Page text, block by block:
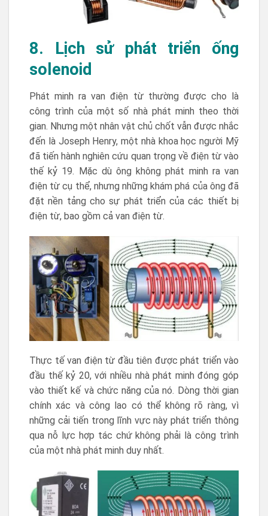
8. Lịch sử phát triển ống
solenoid
Phát minh ra van điện từ thường được cho là
công trình của một số nhà phát minh theo thời
gian. Nhưng một nhân vật chủ chốt vẫn được nhắc
đến là Joseph Henry, một nhà khoa học người Mỹ
đã tiến hành nghiên cứu quan trọng về điện từ vào
thế kỷ 19. Mặc dù ông không phát minh ra van
điện từ cụ thể, nhưng những khám phá của ông đã
đặt nền tảng cho sự phát triển của các thiết bị
điện từ, bao gồm cả van điện từ.
Thực tế van điện từ đầu tiên được phát triển vào
đầu thế kỷ 20, với nhiều nhà phát minh đóng góp
vào thiết kế và chức năng của nó. Dòng thời gian
chính xác và công lao có thể không rõ ràng, vì
những cải tiến trong lĩnh vực này phát triển thông
qua nỗ lực hợp tác chứ không phải là công trình
của một nhà phát minh duy nhất.